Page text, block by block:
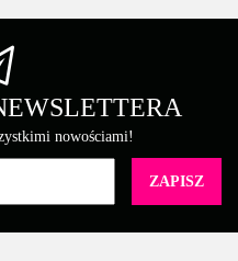
nowościami!